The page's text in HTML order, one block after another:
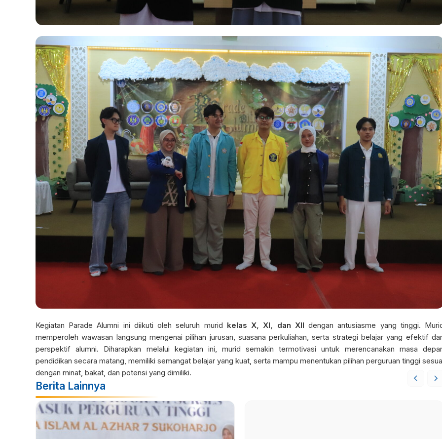
Kegiatan Parade Alumni ini diikuti oleh seluruh murid kelas X, XI, dan XII dengan antusiasme yang tinggi.
memperoleh wawasan langsung mengenai pilihan jurusan, suasana perkuliahan, serta strategi belajar yang efektif
perspektif alumni. Diharapkan melalui kegiatan ini, murid semakin termotivasi untuk merencanakan masa
pendidikan secara matang, memiliki semangat belajar yang kuat, serta mampu menentukan pilihan perguruan tinggi
dengan minat, bakat, dan potensi yang dimiliki.
Berita Lainnya